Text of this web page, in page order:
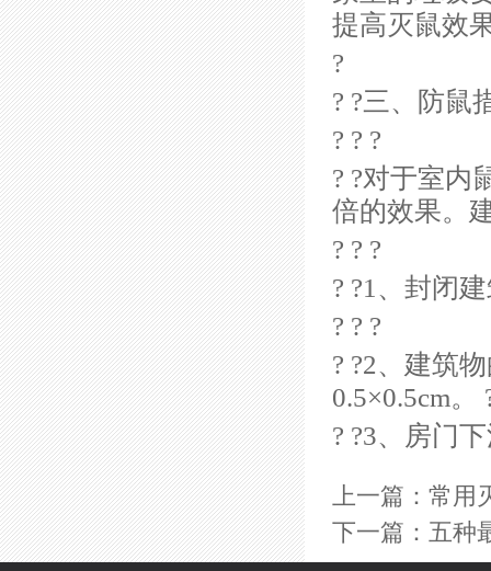
提高灭鼠效
?
? ?三、防鼠
? ? ?
? ?对于室内
倍的效果。
? ? ?
? ?1、封闭
? ? ?
? ?2、建筑
0.5×0.5cm。
? ?3、房门
上一篇： 常用
下一篇： 五种